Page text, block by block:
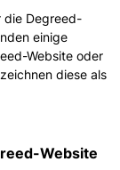
die Degreed-
einige
Website oder
diese als
Website